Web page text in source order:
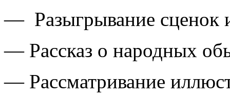
— Разыгрывание сценок
— Рассказ о народных
— Рассматривание